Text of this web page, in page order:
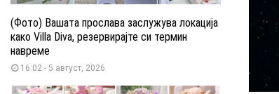
(Фото) Вашата прослава заслужува локација
како Villa Diva, резервирајте си термин
навреме
16:02 - 5 август, 2026